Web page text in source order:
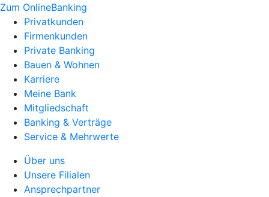
Zum OnlineBanking
Privatkunden
Firmenkunden
Private Banking
Bauen & Wohnen
Karriere
Meine Bank
Mitgliedschaft
Banking & Verträge
Service & Mehrwerte
Über uns
Unsere Filialen
Ansprechpartner